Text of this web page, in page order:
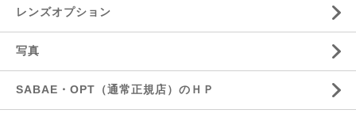
レンズオプション
写真
SABAE・OPT（通常正規店）のＨＰ